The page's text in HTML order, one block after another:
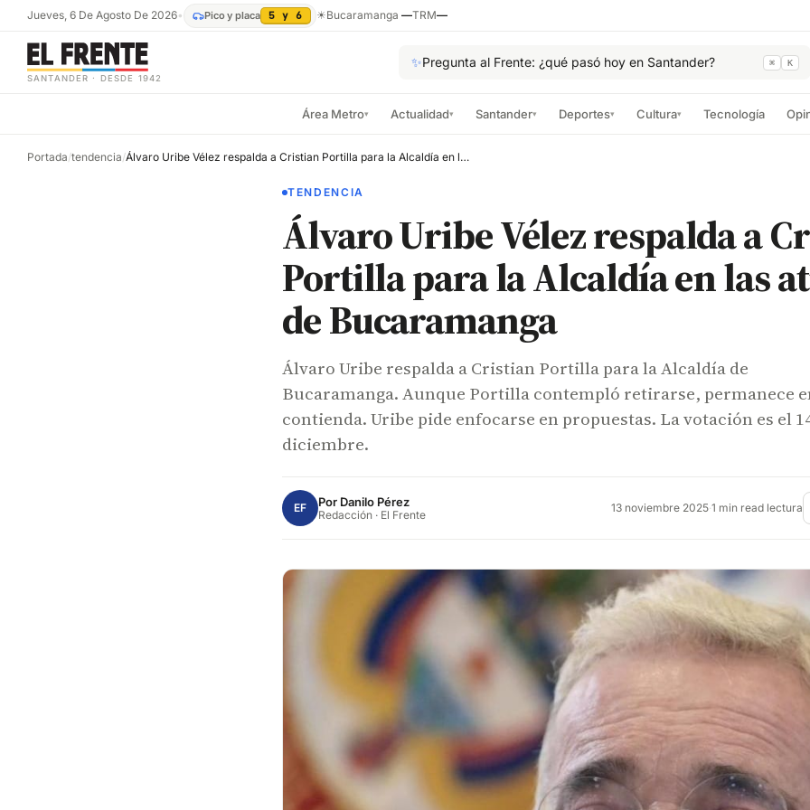
Jueves, 6 De Agosto De 2026• Pico y placa 5 y 6 ☀Bucaramanga —TRM—
SANTANDER · DESDE 1942
✨Pregunta al Frente: ¿qué pasó hoy en Santander? ⌘ K
Área Metro▾ Actualidad▾ Santander▾ Deportes▾ Cultura▾ Tecnología
Portada/tendencia/ Álvaro Uribe Vélez respalda a Cristian Portilla para la Alcaldía en las atípicas de Bucaramanga
TENDENCIA
Álvaro Uribe Vélez respalda a
Portilla para la Alcaldía en las
de Bucaramanga
Álvaro Uribe respalda a Cristian Portilla para la Alcaldía de
Bucaramanga. Aunque Portilla contempló retirarse, permanece
contienda. Uribe pide enfocarse en propuestas. La votación es el
diciembre.
EF Por Danilo Pérez
Redacción · El Frente 13 noviembre 2025·1 min read lectura